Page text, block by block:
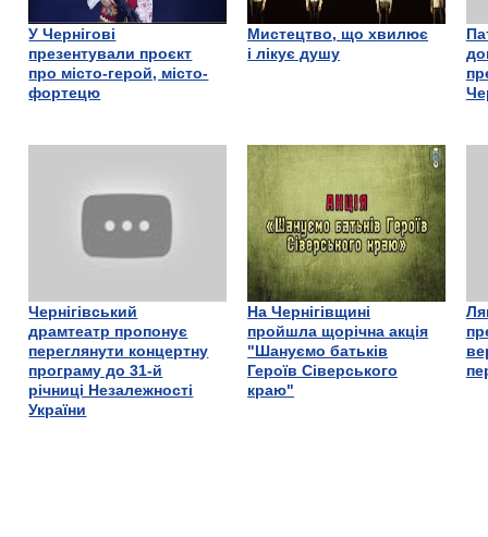
У Чернігові
презентували проєкт
про місто-герой, місто-
фортецю
Мистецтво, що хвилює
і лікує душу
Чернігівський
драмтеатр пропонує
переглянути концертну
програму до 31-й
річниці Незалежності
України
На Чернігівщині
пройшла щорічна акція
"Шануємо батьків
Героїв Сіверського
краю"